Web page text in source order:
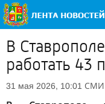
В
работать 43
31 мая 2026, 10:01 СМИ